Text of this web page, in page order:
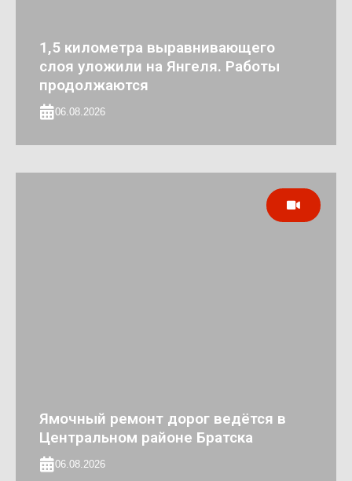
1,5 километра выравнивающего
слоя уложили на Янгеля. Работы
продолжаются
06.08.2026
Ямочный ремонт дорог ведётся в
Центральном районе Братска
06.08.2026